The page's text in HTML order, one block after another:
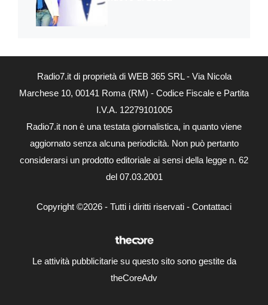
Radio7.it di proprietà di WEB 365 SRL - Via Nicola
Marchese 10, 00141 Roma (RM) - Codice Fiscale e Partita
I.V.A. 12279101005
Radio7.it non è una testata giornalistica, in quanto viene
aggiornato senza alcuna periodicità. Non può pertanto
considerarsi un prodotto editoriale ai sensi della legge n. 62
del 07.03.2001
Copyright ©2026 - Tutti i diritti riservati - Contattaci
Le attività pubblicitarie su questo sito sono gestite da
theCoreAdv